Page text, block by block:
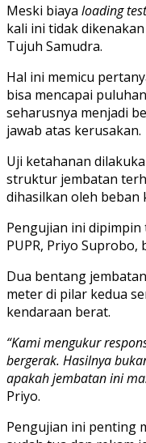
Meski biaya loading test
kali ini tidak
Tujuh Samudra.
Hal ini memicu
bisa mencapai
seharusnya menjadi
jawab atas kerusakan.
Uji ketahanan
struktur jembatan
dihasilkan oleh beban
Pengujian ini dipimpin
PUPR, Priyo Suprobo,
Dua bentang
meter di pilar kedua
kendaraan berat.
“Kami mengukur
bergerak. Hasilnya
apakah jembatan ini
Priyo.
Pengujian ini penting